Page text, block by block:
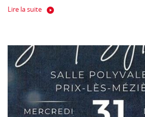
Lire la suite